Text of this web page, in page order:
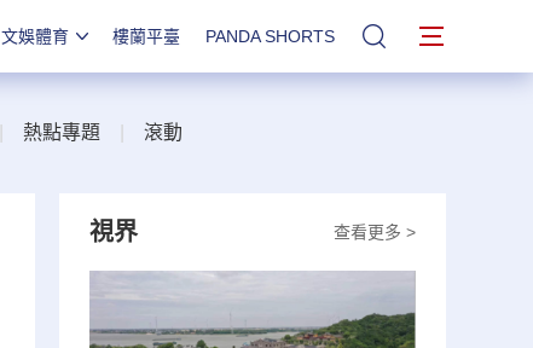
文娛體育 樓蘭平臺 PANDA SHORTS 站內搜索
熱點專題 滾動
查看更多 >
視界